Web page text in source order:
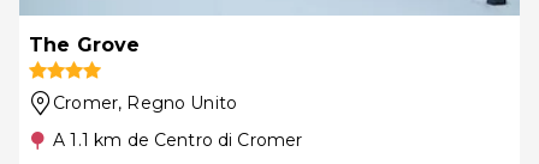
The Grove
Cromer, Regno Unito
A 1.1 km de Centro di Cromer